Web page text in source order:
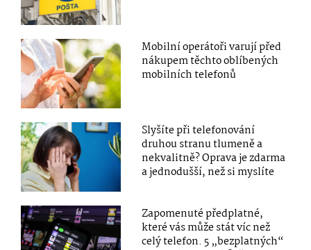
Mobilní operátoři varují před
nákupem těchto oblíbených
mobilních telefonů
Slyšíte při telefonování
druhou stranu tlumeně a
nekvalitně? Oprava je zdarma
a jednodušší, než si myslíte
Zapomenuté předplatné,
které vás může stát víc než
celý telefon. 5 „bezplatných“